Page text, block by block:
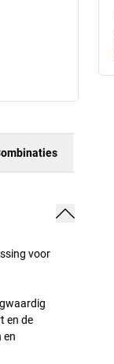
voor
en de
en